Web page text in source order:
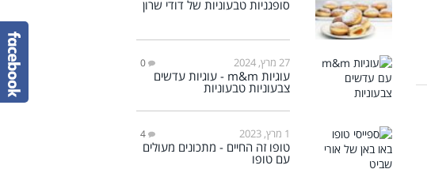
סופגניות טבעוניות של דודי שרון
27 מרץ, 2024 0
עוגיות m&m - עוגיות עדשים
צבעוניות טבעוניות
1 מרץ, 2023 4
טופו זה החיים - מתכונים מעולים
עם טופו